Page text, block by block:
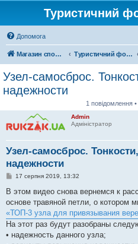
Туристичний
Допомога
Магазин спорядження Туристичний форум «Рюкзак»
Узел-самосброс.
надежности
1 повідомлення •
Admin
Адміністратор
Узел-самосброс.
надежности
П
в
д
о
м
л
е
н
17 серпня 2019, 13:32
В этом видео снова вернемся к
основе травяной петли, о котором
«ТОП-3 узла для привязывания
На этот раз будут разобраны
• надежность данного узла;